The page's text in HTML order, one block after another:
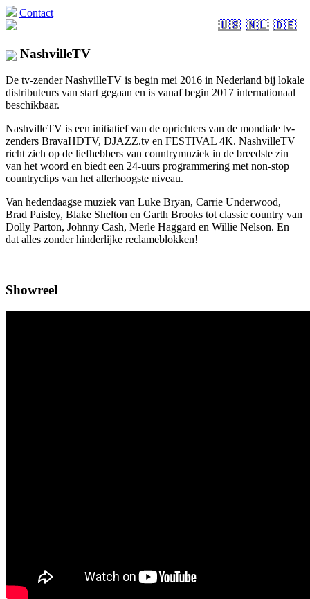
Contact
🇺🇸 🇳🇱 🇩🇪
NashvilleTV
De tv-zender NashvilleTV is begin mei 2016 in Nederland bij lokale
distributeurs van start gegaan en is vanaf begin 2017 internationaal
beschikbaar.
NashvilleTV is een initiatief van de oprichters van de mondiale tv-
zenders BravaHDTV, DJAZZ.tv en FESTIVAL 4K. NashvilleTV
richt zich op de liefhebbers van countrymuziek in de breedste zin
van het woord en biedt een 24-uurs programmering met non-stop
countryclips van het allerhoogste niveau.
Van hedendaagse muziek van Luke Bryan, Carrie Underwood,
Brad Paisley, Blake Shelton en Garth Brooks tot classic country van
Dolly Parton, Johnny Cash, Merle Haggard en Willie Nelson. En
dat alles zonder hinderlijke reclameblokken!
Showreel